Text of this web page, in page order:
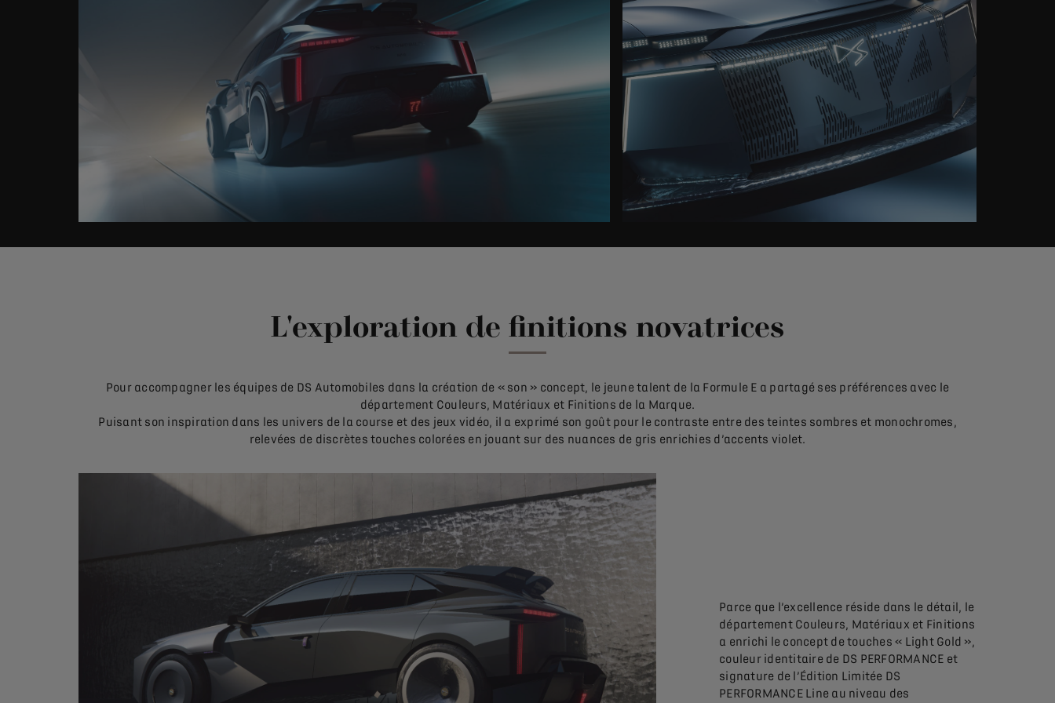
L'exploration de finitions novatrices
Pour accompagner les équipes de DS Automobiles dans la création de « son » concept, le jeune talent de la Formule E a partagé ses préférences avec le
département Couleurs, Matériaux et Finitions de la Marque.
Puisant son inspiration dans les univers de la course et des jeux vidéo, il a exprimé son goût pour le contraste entre des teintes sombres et monochromes,
relevées de discrètes touches colorées en jouant sur des nuances de gris enrichies d’accents violet.
Parce que l’excellence réside dans le détail, le
département Couleurs, Matériaux et Finitions
a enrichi le concept de touches « Light Gold »,
couleur identitaire de DS PERFORMANCE et
signature de l’Édition Limitée DS
PERFORMANCE Line au niveau des